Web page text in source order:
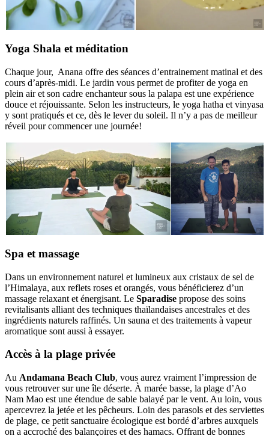
Yoga Shala et méditation
Chaque jour, Anana offre des séances d’entrainement matinal et des
cours d’après-midi. Le jardin vous permet de profiter de yoga en
plein air et son cadre enchanteur sous la palapa est une expérience
douce et réjouissante. Selon les instructeurs, le yoga hatha et vinyasa
y sont pratiqués et ce, dès le lever du soleil. Il n’y a pas de meilleur
réveil pour commencer une journée!
Spa et massage
Dans un environnement naturel et lumineux aux cristaux de sel de
l’Himalaya, aux reflets roses et orangés, vous bénéficierez d’un
massage relaxant et énergisant. Le Sparadise propose des soins
revitalisants alliant des techniques thaïlandaises ancestrales et des
ingrédients naturels raffinés. Un sauna et des traitements à vapeur
aromatique sont aussi à essayer.
Accès à la plage privée
Au Andamana Beach Club, vous aurez vraiment l’impression de
vous retrouver sur une île déserte. À marée basse, la plage d’Ao
Nam Mao est une étendue de sable balayé par le vent. Au loin, vous
apercevrez la jetée et les pêcheurs. Loin des parasols et des serviettes
de plage, ce petit sanctuaire écologique est bordé d’arbres auxquels
on a accroché des balançoires et des hamacs. Offrant de bonnes